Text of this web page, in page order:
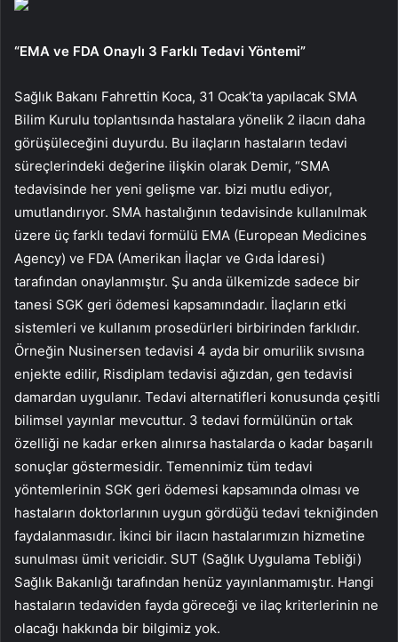
“EMA ve FDA Onaylı 3 Farklı Tedavi Yöntemi”
Sağlık Bakanı Fahrettin Koca, 31 Ocak’ta yapılacak SMA
Bilim Kurulu toplantısında hastalara yönelik 2 ilacın daha
görüşüleceğini duyurdu. Bu ilaçların hastaların tedavi
süreçlerindeki değerine ilişkin olarak Demir, “SMA
tedavisinde her yeni gelişme var. bizi mutlu ediyor,
umutlandırıyor. SMA hastalığının tedavisinde kullanılmak
üzere üç farklı tedavi formülü EMA (European Medicines
Agency) ve FDA (Amerikan İlaçlar ve Gıda İdaresi)
tarafından onaylanmıştır. Şu anda ülkemizde sadece bir
tanesi SGK geri ödemesi kapsamındadır. İlaçların etki
sistemleri ve kullanım prosedürleri birbirinden farklıdır.
Örneğin Nusinersen tedavisi 4 ayda bir omurilik sıvısına
enjekte edilir, Risdiplam tedavisi ağızdan, gen tedavisi
damardan uygulanır. Tedavi alternatifleri konusunda çeşitli
bilimsel yayınlar mevcuttur. 3 tedavi formülünün ortak
özelliği ne kadar erken alınırsa hastalarda o kadar başarılı
sonuçlar göstermesidir. Temennimiz tüm tedavi
yöntemlerinin SGK geri ödemesi kapsamında olması ve
hastaların doktorlarının uygun gördüğü tedavi tekniğinden
faydalanmasıdır. İkinci bir ilacın hastalarımızın hizmetine
sunulması ümit vericidir. SUT (Sağlık Uygulama Tebliği)
Sağlık Bakanlığı tarafından henüz yayınlanmamıştır. Hangi
hastaların tedaviden fayda göreceği ve ilaç kriterlerinin ne
olacağı hakkında bir bilgimiz yok.